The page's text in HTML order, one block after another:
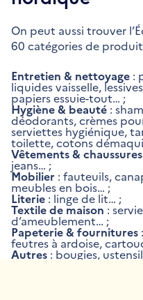
On peut aussi trouver
60 catégories de
Entretien & nettoyage :
liquides vaisselle,
papiers essuie-tout… ;
Hygiène & beauté :
déodorants, crèmes
serviettes hygiénique,
toilette, cotons
Vêtements & chaussures
jeans… ;
Mobilier : fauteuils,
meubles en bois… ;
Literie : linge de lit… ;
Textile de maison :
d’ameublement… ;
Papeterie & fournitures
feutres à ardoise,
Autres : bougies,